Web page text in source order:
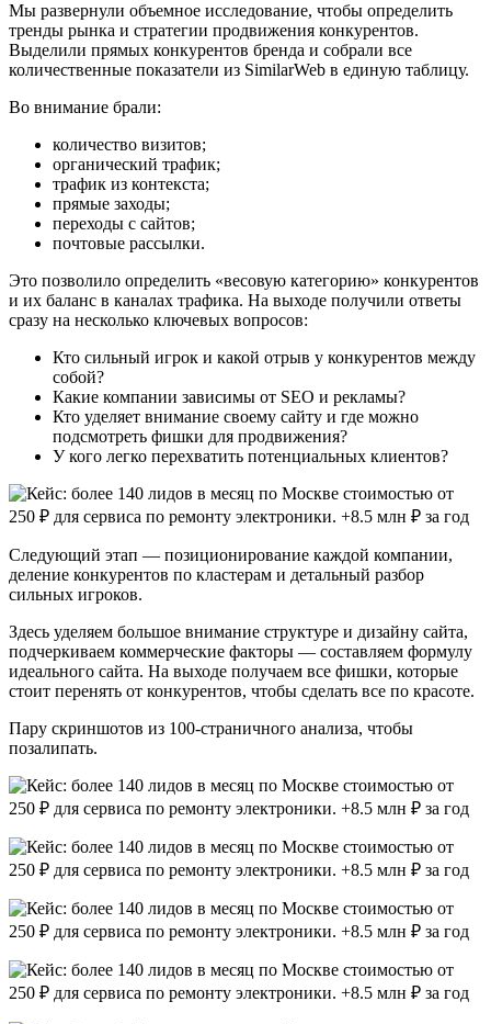
Мы развернули объемное исследование, чтобы определить
тренды рынка и стратегии продвижения конкурентов.
Выделили прямых конкурентов бренда и собрали все
количественные показатели из SimilarWeb в единую таблицу.
Во внимание брали:
количество визитов;
органический трафик;
трафик из контекста;
прямые заходы;
переходы с сайтов;
почтовые рассылки.
Это позволило определить «весовую категорию» конкурентов
и их баланс в каналах трафика. На выходе получили ответы
сразу на несколько ключевых вопросов:
Кто сильный игрок и какой отрыв у конкурентов между
собой?
Какие компании зависимы от SEO и рекламы?
Кто уделяет внимание своему сайту и где можно
подсмотреть фишки для продвижения?
У кого легко перехватить потенциальных клиентов?
Следующий этап — позиционирование каждой компании,
деление конкурентов по кластерам и детальный разбор
сильных игроков.
Здесь уделяем большое внимание структуре и дизайну сайта,
подчеркиваем коммерческие факторы — составляем формулу
идеального сайта. На выходе получаем все фишки, которые
стоит перенять от конкурентов, чтобы сделать все по красоте.
Пару скриншотов из 100-страничного анализа, чтобы
позалипать.